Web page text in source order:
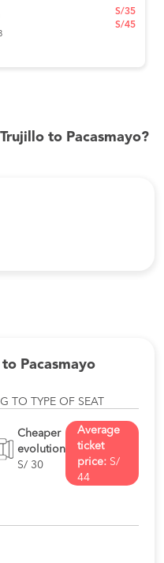
S/35
S/45
to Pacasmayo?
Pacasmayo
TO TYPE OF SEAT
Cheaper
evolution
S/ 30
Average
ticket
price: S/
44